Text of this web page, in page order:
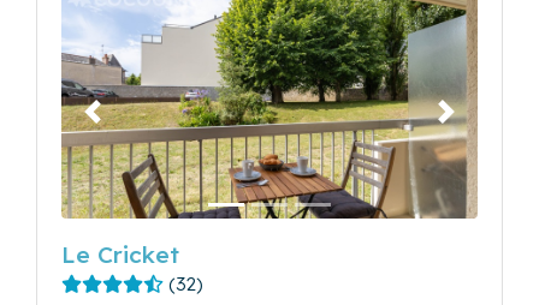
Précédent Suivant
Le Cricket
(32)